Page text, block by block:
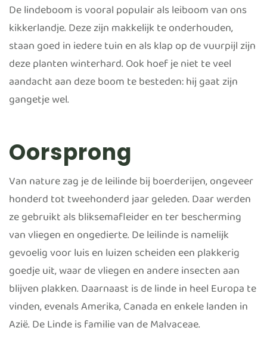
De lindeboom is vooral populair als leiboom van ons
kikkerlandje. Deze zijn makkelijk te onderhouden,
staan goed in iedere tuin en als klap op de vuurpijl zijn
deze planten winterhard. Ook hoef je niet te veel
aandacht aan deze boom te besteden: hij gaat zijn
gangetje wel.
Oorsprong
Van nature zag je de leilinde bij boerderijen, ongeveer
honderd tot tweehonderd jaar geleden. Daar werden
ze gebruikt als bliksemafleider en ter bescherming
van vliegen en ongedierte. De leilinde is namelijk
gevoelig voor luis en luizen scheiden een plakkerig
goedje uit, waar de vliegen en andere insecten aan
blijven plakken. Daarnaast is de linde in heel Europa te
vinden, evenals Amerika, Canada en enkele landen in
Azië. De Linde is familie van de Malvaceae.